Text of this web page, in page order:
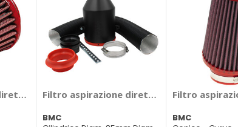
- BMCuniversale - BMC
Filtro aspirazione diretta universale ADDIA
BMC
Filtro
BMC